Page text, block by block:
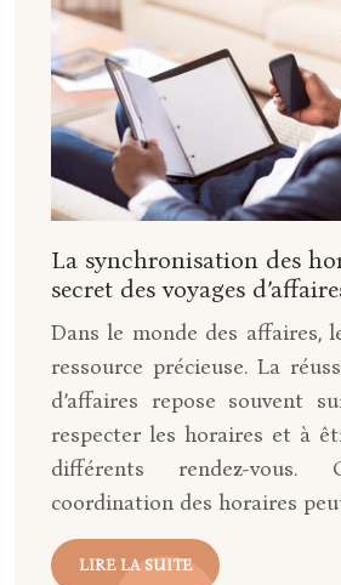
La synchronisation des
secret des voyages
Dans le monde des affaires,
ressource précieuse. La
d’affaires repose souvent
respecter les horaires et à
différents rendez-vous.
coordination des horaires
LIRE LA SUITE